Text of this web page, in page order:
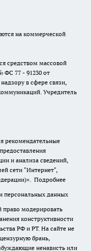
на коммерческой
средством массовой
77 - 91230 от
в сфере связи,
Учредитель
рекомендательные
и анализа сведений,
сети "Интернет",
Подробнее
персональных данных
право модерировать
конструктивности
РФ и РТ. На сайте не
брань,
ненависть или